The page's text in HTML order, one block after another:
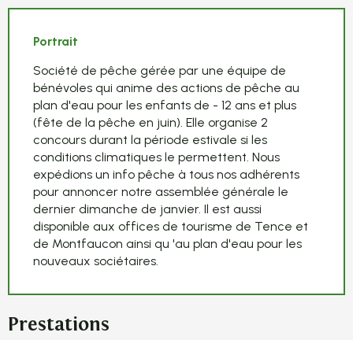
Portrait
Société de pêche gérée par une équipe de
bénévoles qui anime des actions de pêche au
plan d'eau pour les enfants de - 12 ans et plus
(fête de la pêche en juin). Elle organise 2
concours durant la période estivale si les
conditions climatiques le permettent. Nous
expédions un info pêche à tous nos adhérents
pour annoncer notre assemblée générale le
dernier dimanche de janvier. Il est aussi
disponible aux offices de tourisme de Tence et
de Montfaucon ainsi qu 'au plan d'eau pour les
nouveaux sociétaires.
Prestations